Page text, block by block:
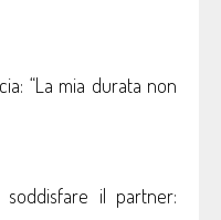
“La mia durata non
il partner: